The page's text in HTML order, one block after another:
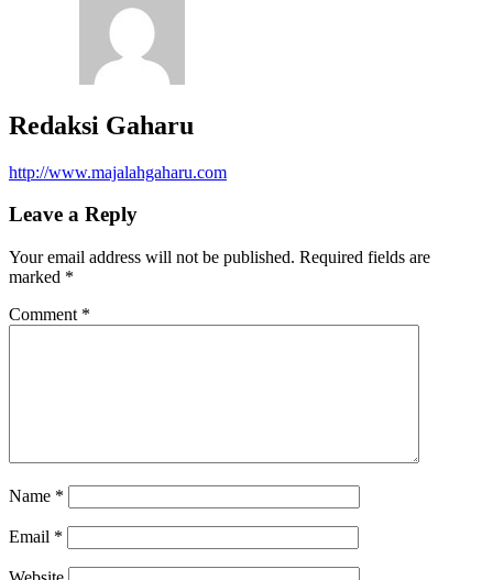
Redaksi Gaharu
http://www.majalahgaharu.com
Leave a Reply
Your email address will not be published. Required fields are
marked *
Comment *
Name *
Email *